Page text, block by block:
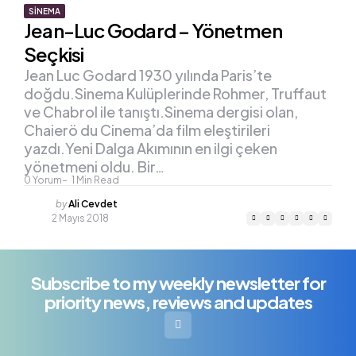
SINEMA
Jean-Luc Godard – Yönetmen
Seçkisi
0 Yorum 1 Min Read
Jean Luc Godard 1930 yılında Paris’te
doğdu.Sinema Kulüplerinde Rohmer, Truffaut
ve Chabrol ile tanıştı.Sinema dergisi olan,
Chaierö du Cinema’da film eleştirileri
yazdı.Yeni Dalga Akımının en ilgi çeken
yönetmeni oldu. Bir…
Posted
by
byAli Cevdet
2 Mayıs 2018
Subscribe to my weekly newsletter for
priority news, reviews and updates